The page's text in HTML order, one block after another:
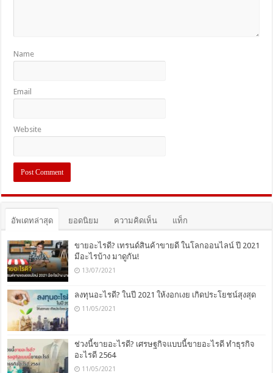
Name
Email
Website
อัพเดทล่าสุด ยอดนิยม ความคิดเห็น แท็ก
ขายอะไรดี? เทรนด์สินค้าขายดี ในโลกออนไลน์ ปี 2021
มีอะไรบ้าง มาดูกัน!
13/07/2021
ลงทุนอะไรดี? ในปี 2021 ให้งอกเงย เกิดประโยชน์สุงสุด
11/05/2021
ช่วงนี้ขายอะไรดี? เศรษฐกิจแบบนี้ขายอะไรดี ทำธุรกิจ
อะไรดี 2564
11/05/2021